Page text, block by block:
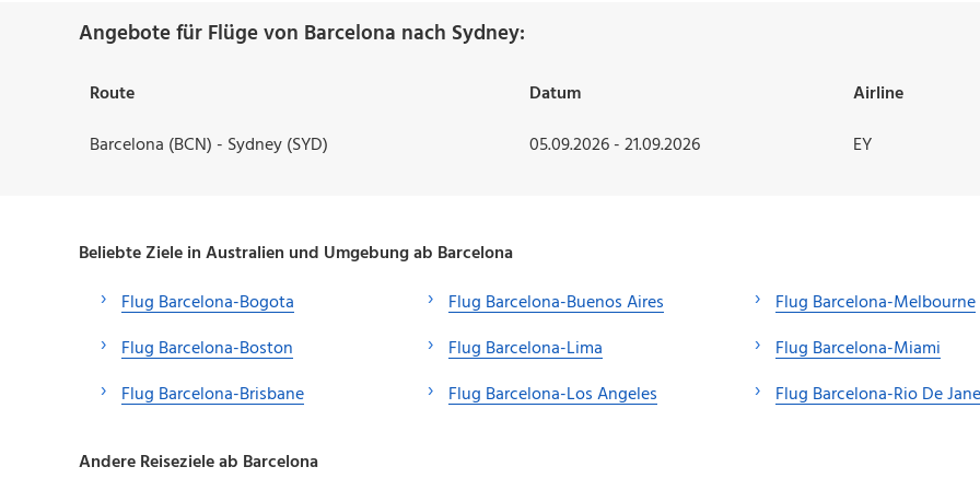
Angebote für Flüge von Barcelona nach Sydney:
Route Datum
Airline
Barcelona (BCN) - Sydney (SYD)
05.09.2026 - 21.09.2026 EY
Beliebte Ziele in Australien und Umgebung ab Barcelona
Flug Barcelona-Bogota
Flug Barcelona-Boston
Flug Barcelona-Brisbane
Flug Barcelona-Buenos Aires
Flug Barcelona-Lima
Flug Barcelona-Los Angeles
Flug Barcelona-Melbourne
Flug Barcelona-Miami
Flug Barcelona-Rio De
Andere Reiseziele ab Barcelona